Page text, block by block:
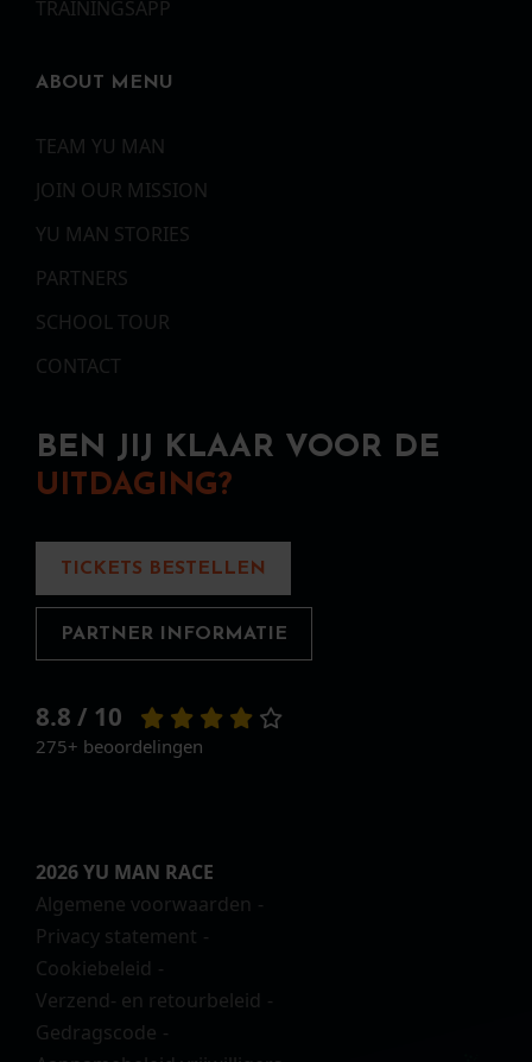
TRAININGSAPP
ABOUT MENU
TEAM YU MAN
JOIN OUR MISSION
YU MAN STORIES
PARTNERS
SCHOOL TOUR
CONTACT
BEN JIJ KLAAR VOOR DE
UITDAGING?
TICKETS BESTELLEN
PARTNER INFORMATIE
8.8 / 10
275+ beoordelingen
2026 YU MAN RACE
Algemene voorwaarden
Privacy statement
Cookiebeleid
Verzend- en retourbeleid
Gedragscode